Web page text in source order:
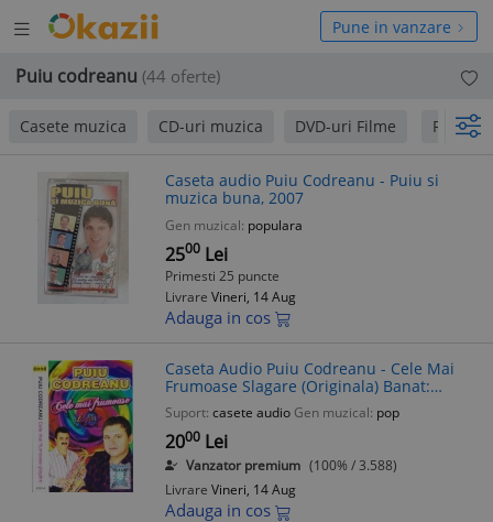
Deschide
meniul
Pune in vanzare
Puiu codreanu (44 oferte)
Casete muzica CD-uri muzica DVD-uri Filme Revista
Caseta audio Puiu Codreanu - Puiu si
muzica buna, 2007
Gen muzical: populara
2500 Lei
Primesti 25 puncte
Livrare Vineri, 14 Aug
Adauga in cos
Caseta Audio Puiu Codreanu - Cele Mai
Frumoase Slagare (Originala) Banat:
Spuneai mereu, Nevasta mea, Revederile
sunt dulci
Suport: casete audio Gen muzical: pop
2000 Lei
Vanzator premium (100% / 3.588)
Livrare Vineri, 14 Aug
Adauga in cos